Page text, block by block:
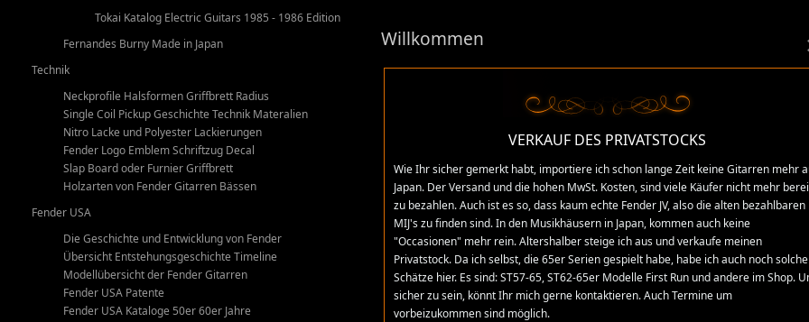
Tokai Katalog Electric Guitars 1985 - 1986 Edition
Fernandes Burny Made in Japan
Technik
Neckprofile Halsformen Griffbrett Radius
Single Coil Pickup Geschichte Technik Materalien
Nitro Lacke und Polyester Lackierungen
Fender Logo Emblem Schriftzug Decal
Slap Board oder Furnier Griffbrett
Holzarten von Fender Gitarren Bässen
Fender USA
Die Geschichte und Entwicklung von Fender
Übersicht Entstehungsgeschichte Timeline
Modellübersicht der Fender Gitarren
Fender USA Patente
Fender USA Kataloge 50er 60er Jahre
Willkommen
VERKAUF DES PRIVATSTOCKS
Wie Ihr sicher gemerkt habt, importiere ich schon lange Zeit keine Gitarren mehr
Japan. Der Versand und die hohen MwSt. Kosten, sind viele Käufer nicht mehr
zu bezahlen. Auch ist es so, dass kaum echte Fender JV, also die alten bezahlbaren
MIJ's zu finden sind. In den Musikhäusern in Japan, kommen auch keine
"Occasionen" mehr rein. Altershalber steige ich aus und verkaufe meinen
Privatstock. Da ich selbst, die 65er Serien gespielt habe, habe ich auch noch solche
Schätze hier. Es sind: ST57-65, ST62-65er Modelle First Run und andere im Shop.
sicher zu sein, könnt Ihr mich gerne kontaktieren. Auch Termine um
vorbeizukommen sind möglich.